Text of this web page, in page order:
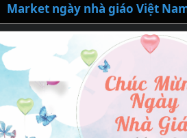
Market ngày nhà giáo Việt